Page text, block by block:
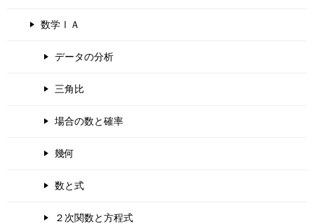
数学ⅠＡ
データの分析
三角比
場合の数と確率
幾何
数と式
２次関数と方程式